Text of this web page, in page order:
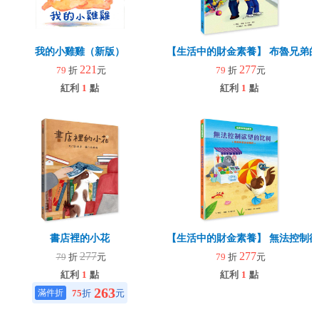
我的小雞雞（新版）
79 折 221 元
紅利 1 點
【生活中的財金素養】 布魯兄弟
79 折 277元
紅利 1 點
書店裡的小花
79 折277元
紅利 1 點
75折 263元
【生活中的財金素養】 無法控制
79 折 277元
紅利 1 點